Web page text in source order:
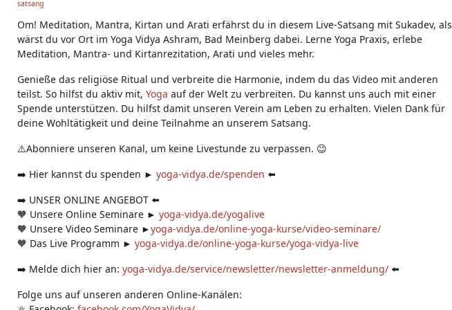
g
satsang
Om! Meditation, Mantra, Kirtan und Arati erfährst du in diesem Live-Satsang mit Sukadev, als
wärst du vor Ort im Yoga Vidya Ashram, Bad Meinberg dabei. Lerne Yoga Praxis, erlebe
Meditation, Mantra- und Kirtanrezitation, Arati und vieles mehr.
Genieße das religiöse Ritual und verbreite die Harmonie, indem du das Video mit anderen
teilst. So hilfst du aktiv mit, Yoga auf der Welt zu verbreiten. Du kannst uns auch mit einer
Spende unterstützen. Du hilfst damit unseren Verein am Leben zu erhalten. Vielen Dank für
deine Wohltätigkeit und deine Teilnahme an unserem Satsang.
⚠️Abonniere unseren Kanal, um keine Livestunde zu verpassen. 😉
➡️ Hier kannst du spenden ► yoga-vidya.de/spenden ⬅️
➡️ UNSER ONLINE ANGEBOT ⬅️
🧡 Unsere Online Seminare ► yoga-vidya.de/yogalive
🧡 Unsere Video Seminare ►yoga-vidya.de/online-yoga-kurse/video-seminare/
🧡 Das Live Programm ► yoga-vidya.de/online-yoga-kurse/yoga-vidya-live
➡️ Melde dich hier an: yoga-vidya.de/service/newsletter/newsletter-anmeldung/ ⬅️
Folge uns auf unseren anderen Online-Kanälen: